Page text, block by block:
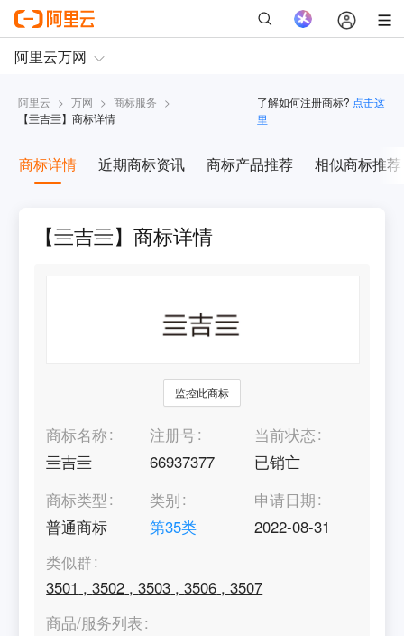
阿里云 > 万网 > 商标服务 >
【亖吉亖】商标详情
了解如何注册商标? 点击这
里
商标详情 近期商标资讯 商标产品推荐 相似商标推荐
【亖吉亖】商标详情
监控此商标
商标名称
亖吉亖
注册号
66937377
当前状态
已销亡
商标类型
普通商标
类别
第35类
申请日期
2022-08-31
类似群
3501 ,3502 ,3503 ,3506 ,3507
商品/服务列表